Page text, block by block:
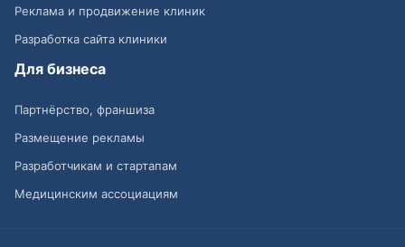
Реклама и продвижение клиник
Разработка сайта клиники
Для бизнеса
Партнёрство, франшиза
Размещение рекламы
Разработчикам и стартапам
Медицинским ассоциациям